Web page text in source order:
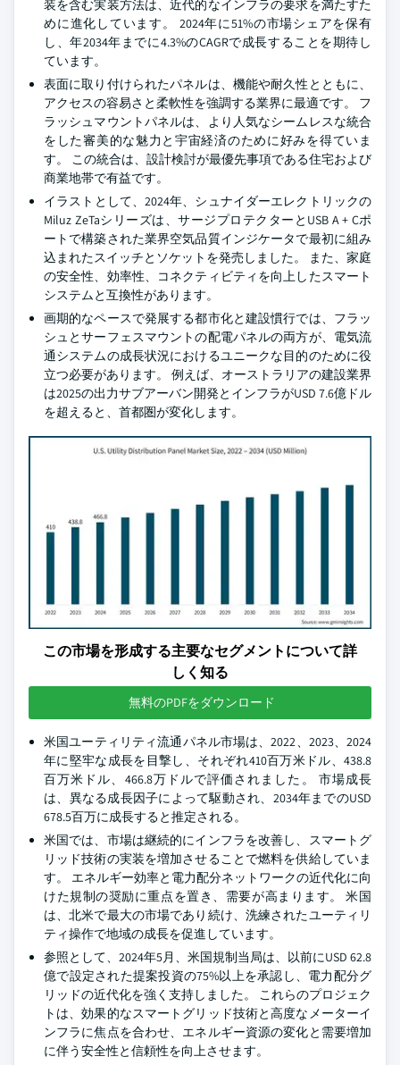
装を含む実装方法は、近代的なインフラの要求を満たすた
めに進化しています。 2024年に51%の市場シェアを保有
し、年2034年までに4.3%のCAGRで成長することを期待し
ています。
表面に取り付けられたパネルは、機能や耐久性とともに、
アクセスの容易さと柔軟性を強調する業界に最適です。 フ
ラッシュマウントパネルは、より人気なシームレスな統合
をした審美的な魅力と宇宙経済のために好みを得ていま
す。 この統合は、設計検討が最優先事項である住宅および
商業地帯で有益です。
イラストとして、2024年、シュナイダーエレクトリックの
Miluz ZeTaシリーズは、サージプロテクターとUSB A + Cポ
ートで構築された業界空気品質インジケータで最初に組み
込まれたスイッチとソケットを発売しました。 また、家庭
の安全性、効率性、コネクティビティを向上したスマート
システムと互換性があります。
画期的なペースで発展する都市化と建設慣行では、フラッ
シュとサーフェスマウントの配電パネルの両方が、電気流
通システムの成長状況におけるユニークな目的のために役
立つ必要があります。 例えば、オーストラリアの建設業界
は2025の出力サブアーバン開発とインフラがUSD 7.6億ドル
を超えると、首都圏が変化します。
この市場を形成する主要なセグメントについて詳
しく知る
無料のPDFをダウンロード
米国ユーティリティ流通パネル市場は、2022、2023、2024
年に堅牢な成長を目撃し、それぞれ410百万米ドル、438.8
百万米ドル、466.8万ドルで評価されました。 市場成長
は、異なる成長因子によって駆動され、2034年までのUSD
678.5百万に成長すると推定される。
米国では、市場は継続的にインフラを改善し、スマートグ
リッド技術の実装を増加させることで燃料を供給していま
す。 エネルギー効率と電力配分ネットワークの近代化に向
けた規制の奨励に重点を置き、需要が高まります。 米国
は、北米で最大の市場であり続け、洗練されたユーティリ
ティ操作で地域の成長を促進しています。
参照として、2024年5月、米国規制当局は、以前にUSD 62.8
億で設定された提案投資の75%以上を承認し、電力配分グ
リッドの近代化を強く支持しました。 これらのプロジェク
トは、効果的なスマートグリッド技術と高度なメーターイ
ンフラに焦点を合わせ、エネルギー資源の変化と需要増加
に伴う安全性と信頼性を向上させます。